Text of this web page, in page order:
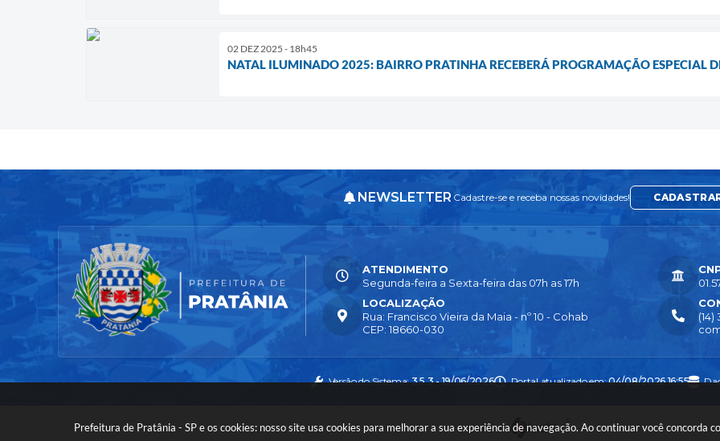
Prefeitura de Pratânia - SP e os cookies: nosso site usa cookies para melhorar a sua experiência de navegação. Ao continuar você concorda
02 DEZ 2025 - 18h45
NATAL ILUMINADO 2025: BAIRRO PRATINHA RECEBERÁ PROGRAMAÇÃO ESPECIAL
NEWSLETTER Cadastre-se e receba nossas novidades!
LOCALIZAÇÃO
Rua: Francisco Vieira da Maia - nº 10 - Cohab
CEP: 18660-030
ATENDIMENTO
Segunda-feira a Sexta-feira das 07h as 17h
Versão do Sistema:3.5.3 - 19/06/2026 Portal atualizado em:04/08/2026 16:55